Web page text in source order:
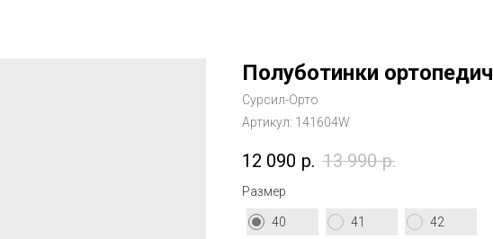
Полуботинки
Сурсил-Орто
Артикул: 141604W
12 090 р. 13 990 р.
Размер
40 41 42